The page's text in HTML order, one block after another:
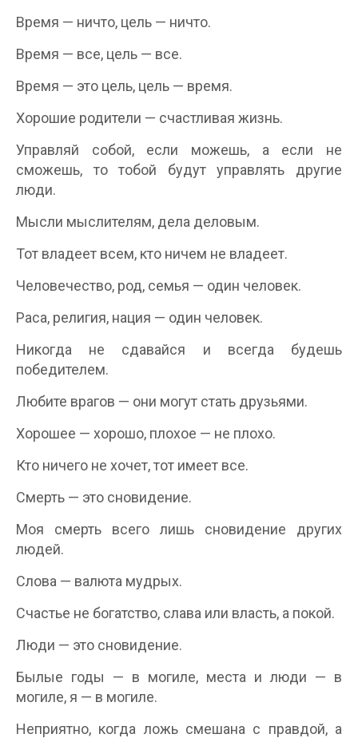
Время — ничто, цель — ничто.
Время — все, цель — все.
Время — это цель, цель — время.
Хорошие родители — счастливая жизнь.
Управляй собой, если можешь, а если не
сможешь, то тобой будут управлять другие
люди.
Мысли мыслителям, дела деловым.
Тот владеет всем, кто ничем не владеет.
Человечество, род, семья — один человек.
Раса, религия, нация — один человек.
Никогда не сдавайся и всегда будешь
победителем.
Любите врагов — они могут стать друзьями.
Хорошее — хорошо, плохое — не плохо.
Кто ничего не хочет, тот имеет все.
Смерть — это сновидение.
Моя смерть всего лишь сновидение других
людей.
Слова — валюта мудрых.
Счастье не богатство, слава или власть, а покой.
Люди — это сновидение.
Былые годы — в могиле, места и люди — в
могиле, я — в могиле.
Неприятно, когда ложь смешана с правдой, а